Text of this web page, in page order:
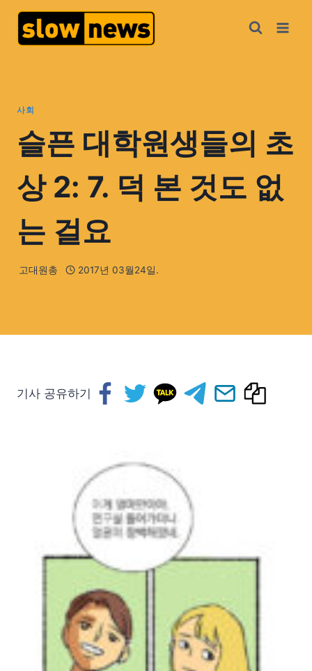
사회
슬픈 대학원생들의 초
상 2: 7. 덕 본 것도 없
는 걸요
고대원총 2017년 03월24일.
기사 공유하기